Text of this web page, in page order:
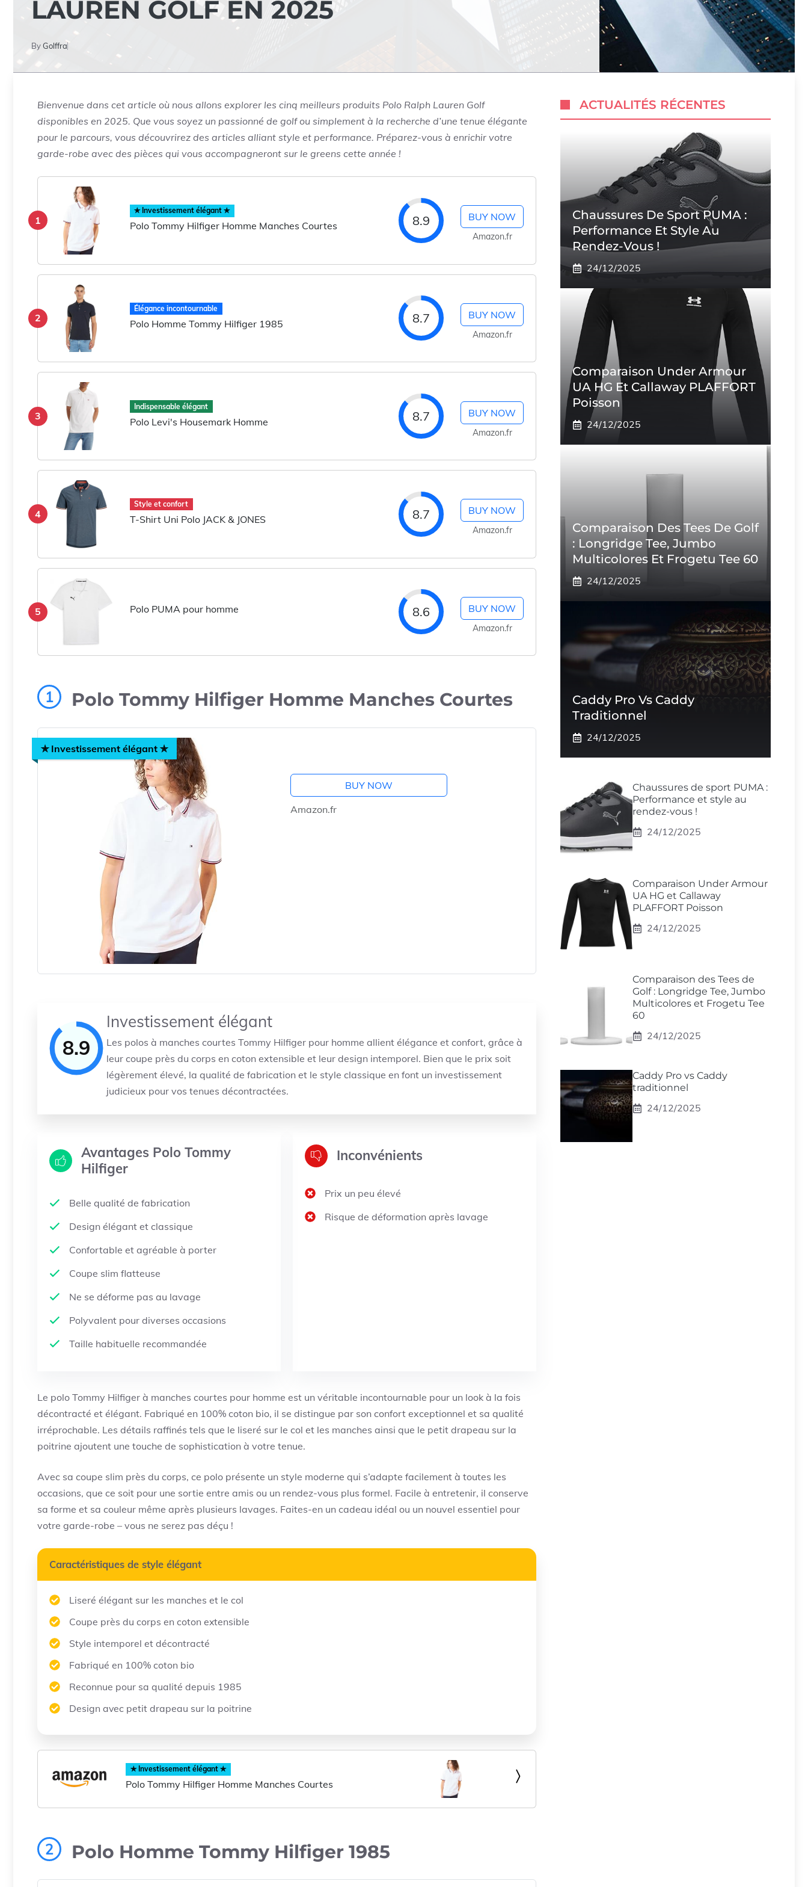
LAUREN GOLF EN 2025
ByGolffra
Bienvenue dans cet article où nous allons explorer les cinq meilleurs produits Polo Ralph Lauren Golf
disponibles en 2025. Que vous soyez un passionné de golf ou simplement à la recherche d’une tenue élégante
pour le parcours, vous découvrirez des articles alliant style et performance. Préparez-vous à enrichir votre
garde-robe avec des pièces qui vous accompagneront sur le greens cette année !
1
✯ Investissement élégant ✯
Polo Tommy Hilfiger Homme Manches Courtes 8.9 BUY NOW
Amazon.fr
2
Élégance incontournable
Polo Homme Tommy Hilfiger 1985 8.7 BUY NOW
Amazon.fr
3
Indispensable élégant
Polo Levi's Housemark Homme 8.7 BUY NOW
Amazon.fr
4
Style et confort
T-Shirt Uni Polo JACK & JONES 8.7 BUY NOW
Amazon.fr
5 Polo PUMA pour homme 8.6 BUY NOW
Amazon.fr
1 Polo Tommy Hilfiger Homme Manches Courtes
✯ Investissement élégant ✯
BUY NOW
Amazon.fr
8.9
Investissement élégant
Les polos à manches courtes Tommy Hilfiger pour homme allient élégance et confort, grâce à
leur coupe près du corps en coton extensible et leur design intemporel. Bien que le prix soit
légèrement élevé, la qualité de fabrication et le style classique en font un investissement
judicieux pour vos tenues décontractées.
Avantages Polo Tommy
Hilfiger
Belle qualité de fabrication
Design élégant et classique
Confortable et agréable à porter
Coupe slim flatteuse
Ne se déforme pas au lavage
Polyvalent pour diverses occasions
Taille habituelle recommandée
Inconvénients
Prix un peu élevé
Risque de déformation après lavage
Le polo Tommy Hilfiger à manches courtes pour homme est un véritable incontournable pour un look à la fois
décontracté et élégant. Fabriqué en 100% coton bio, il se distingue par son confort exceptionnel et sa qualité
irréprochable. Les détails raffinés tels que le liseré sur le col et les manches ainsi que le petit drapeau sur la
poitrine ajoutent une touche de sophistication à votre tenue.
Avec sa coupe slim près du corps, ce polo présente un style moderne qui s’adapte facilement à toutes les
occasions, que ce soit pour une sortie entre amis ou un rendez-vous plus formel. Facile à entretenir, il conserve
sa forme et sa couleur même après plusieurs lavages. Faites-en un cadeau idéal ou un nouvel essentiel pour
votre garde-robe – vous ne serez pas déçu !
Caractéristiques de style élégant
Liseré élégant sur les manches et le col
Coupe près du corps en coton extensible
Style intemporel et décontracté
Fabriqué en 100% coton bio
Reconnue pour sa qualité depuis 1985
Design avec petit drapeau sur la poitrine
✯ Investissement élégant ✯
Polo Tommy Hilfiger Homme Manches Courtes
2 Polo Homme Tommy Hilfiger 1985
ACTUALITÉS RÉCENTES
Chaussures De Sport PUMA :
Performance Et Style Au
Rendez-Vous !
24/12/2025
Comparaison Under Armour
UA HG Et Callaway PLAFFORT
Poisson
24/12/2025
Comparaison Des Tees De Golf
: Longridge Tee, Jumbo
Multicolores Et Frogetu Tee 60
24/12/2025
Caddy Pro Vs Caddy
Traditionnel
24/12/2025
Chaussures de sport PUMA :
Performance et style au
rendez-vous !
24/12/2025
Comparaison Under Armour
UA HG et Callaway
PLAFFORT Poisson
24/12/2025
Comparaison des Tees de
Golf : Longridge Tee, Jumbo
Multicolores et Frogetu Tee
60
24/12/2025
Caddy Pro vs Caddy
traditionnel
24/12/2025